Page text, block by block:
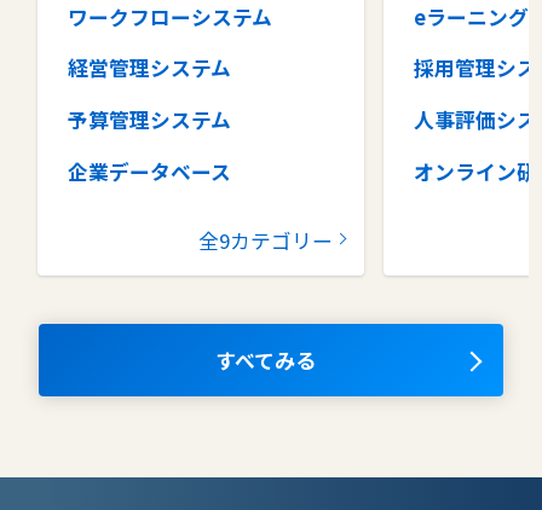
ワークフローシステム
経営管理システム
予算管理システム
企業データベース
コラボレーションツール
ナレッジマネジメントツール
全9カテゴリー
eラーニング
採用管理シス
人事評価シス
オンライン研
タレントマ
OKRツール
すべてみる